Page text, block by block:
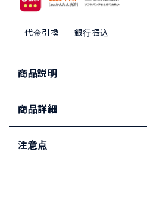
代金引換 銀行振込
商品説明
商品詳細
注意点